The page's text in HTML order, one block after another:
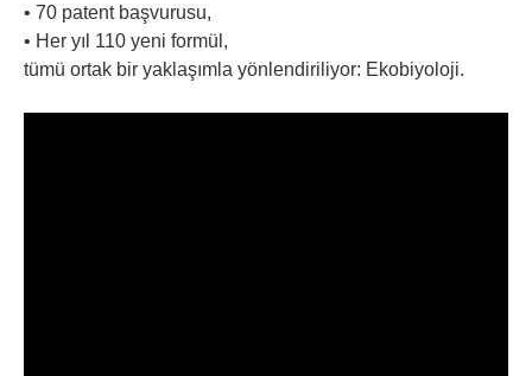
• 70 patent başvurusu,
• Her yıl 110 yeni formül,
tümü ortak bir yaklaşımla yönlendiriliyor: Ekobiyoloji.